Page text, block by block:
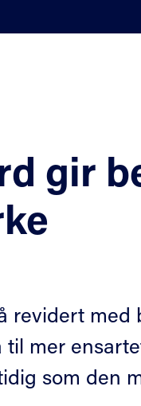
gir
revidert med
mer
som den